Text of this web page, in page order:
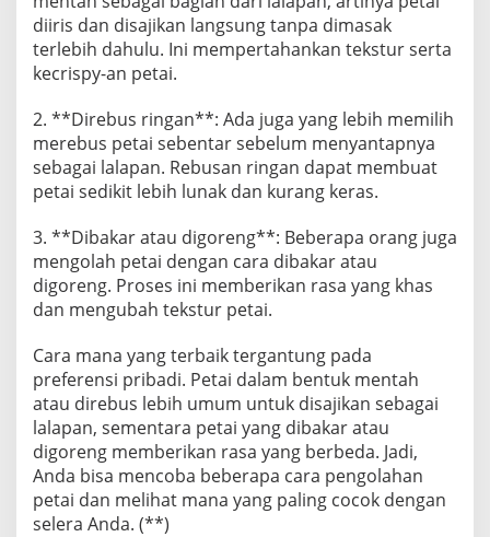
diiris dan disajikan langsung tanpa dimasak
terlebih dahulu. Ini mempertahankan tekstur serta
kecrispy-an petai.
2. **Direbus ringan**: Ada juga yang lebih memilih
merebus petai sebentar sebelum menyantapnya
sebagai lalapan. Rebusan ringan dapat membuat
petai sedikit lebih lunak dan kurang keras.
3. **Dibakar atau digoreng**: Beberapa orang juga
mengolah petai dengan cara dibakar atau
digoreng. Proses ini memberikan rasa yang khas
dan mengubah tekstur petai.
Cara mana yang terbaik tergantung pada
preferensi pribadi. Petai dalam bentuk mentah
atau direbus lebih umum untuk disajikan sebagai
lalapan, sementara petai yang dibakar atau
digoreng memberikan rasa yang berbeda. Jadi,
Anda bisa mencoba beberapa cara pengolahan
petai dan melihat mana yang paling cocok dengan
selera Anda. (**)